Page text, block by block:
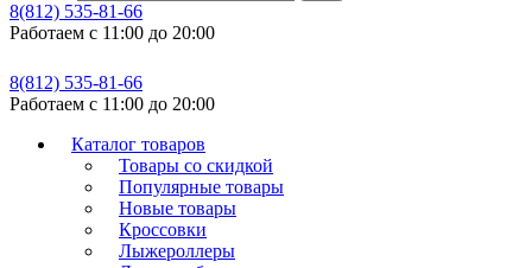
8(812) 535-81-66
Работаем с 11:00 до 20:00
8(812) 535-81-66
Работаем с 11:00 до 20:00
Каталог товаров
Товары со скидкой
Популярные товары
Новые товары
Кроссовки
Лыжероллеры